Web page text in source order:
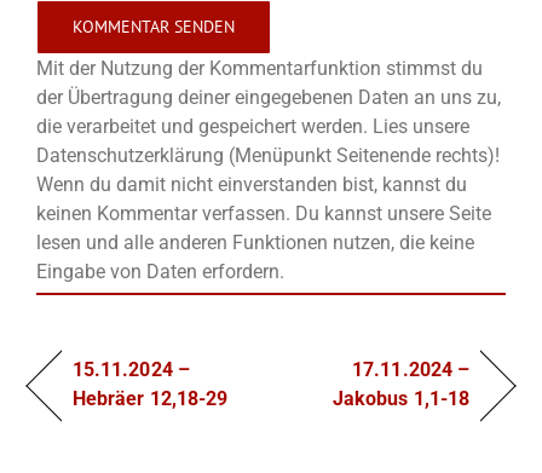
Mit der Nutzung der Kommentarfunktion stimmst du
der Übertragung deiner eingegebenen Daten an uns zu,
die verarbeitet und gespeichert werden. Lies unsere
Datenschutzerklärung (Menüpunkt Seitenende rechts)!
Wenn du damit nicht einverstanden bist, kannst du
keinen Kommentar verfassen. Du kannst unsere Seite
lesen und alle anderen Funktionen nutzen, die keine
Eingabe von Daten erfordern.
15.11.2024 –
Hebräer 12,18-29
17.11.2024 –
Jakobus 1,1-18